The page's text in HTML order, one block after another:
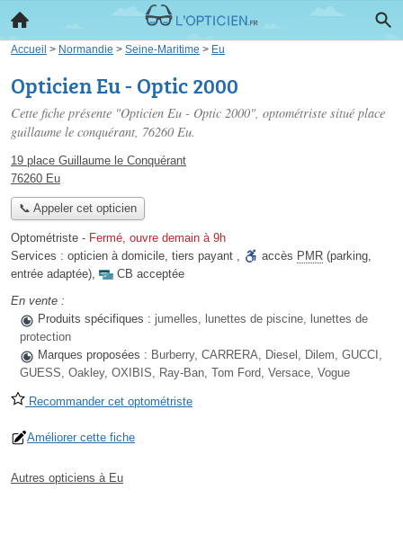
Accueil > Normandie > Seine-Maritime > Eu
Opticien Eu - Optic 2000
Cette fiche présente "Opticien Eu - Optic 2000", optométriste situé place
guillaume le conquérant, 76260 Eu.
19 place Guillaume le Conquérant
76260 Eu
📞 Appeler cet opticien
Optométriste - Fermé, ouvre demain à 9h
Services : opticien à domicile, tiers payant , accès PMR (parking,
entrée adaptée),
CB acceptée
En vente :
Produits spécifiques : jumelles, lunettes de piscine, lunettes de
protection
Marques proposées : Burberry, CARRERA, Diesel, Dilem, GUCCI,
GUESS, Oakley, OXIBIS, Ray-Ban, Tom Ford, Versace, Vogue
Recommander cet optométriste
Améliorer cette fiche
Autres opticiens à Eu